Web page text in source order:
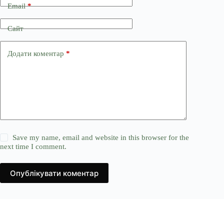
Email*
Сайт
Додати коментар *
Save my name, email and website in this browser for the
next time I comment.
Опублікувати коментар